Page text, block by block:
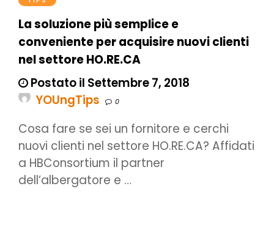
La soluzione più semplice e
conveniente per acquisire nuovi clienti
nel settore HO.RE.CA
Postato il Settembre 7, 2018
YOUngTips
0
Cosa fare se sei un fornitore e cerchi
nuovi clienti nel settore HO.RE.CA? Affidati
a HBConsortium il partner
dell’albergatore e …